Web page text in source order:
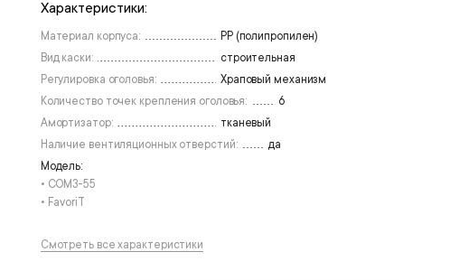
Характеристики:
Материал корпуса:
PP (полипропилен)
Вид каски:
строительная
Регулировка оголовья:
Храповый механизм
Количество точек крепления оголовья:
6
Амортизатор:
тканевый
Наличие вентиляционных отверстий:
да
Модель:
• СОМЗ-55
• FavoriT
Смотреть все характеристики